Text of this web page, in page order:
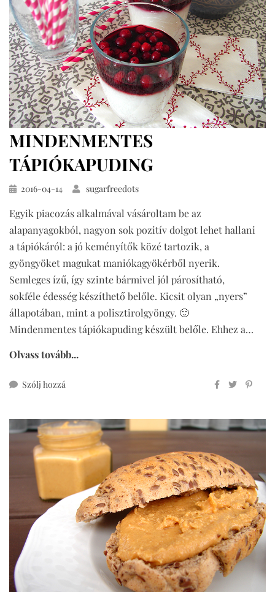
MINDENMENTES
TÁPIÓKAPUDING
Közzétéve
2016-04-14 sugarfreedots
Egyik piacozás alkalmával vásároltam be az
alapanyagokból, nagyon sok pozitív dolgot lehet hallani
a tápiókáról: a jó keményítők közé tartozik, a
gyöngyöket magukat maniókagyökérből nyerik.
Semleges ízű, így szinte bármivel jól párosítható,
sokféle édesség készíthető belőle. Kicsit olyan „nyers”
állapotában, mint a polisztirolgyöngy. 🙂
Mindenmentes tápiókapuding készült belőle. Ehhez a…
Olvass tovább...
Szólj hozzá